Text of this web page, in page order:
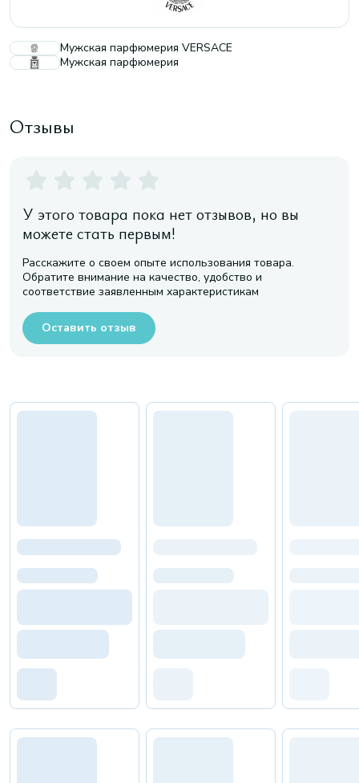
Мужская парфюмерия VERSACE
Мужская парфюмерия
Отзывы
У этого товара пока нет отзывов, но вы
можете стать первым!
Расскажите о своем опыте использования товара.
Обратите внимание на качество, удобство и
соответствие заявленным характеристикам
Оставить отзыв